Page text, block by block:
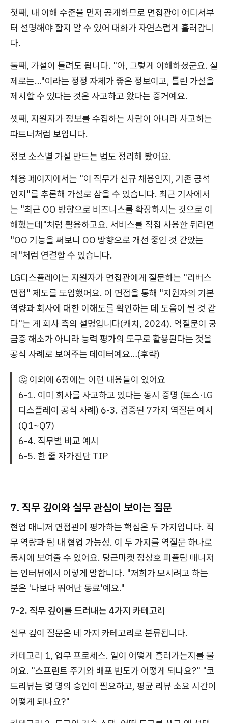
첫째, 내 이해 수준을 먼저 공개하므로 면접관이 어디서부
터 설명해야 할지 알 수 있어 대화가 자연스럽게 흘러갑니
다.
둘째, 가설이 틀려도 됩니다. "아, 그렇게 이해하셨군요. 실
제로는…"이라는 정정 자체가 좋은 정보이고, 틀린 가설을
제시할 수 있다는 것은 사고하고 왔다는 증거예요.
셋째, 지원자가 정보를 수집하는 사람이 아니라 사고하는
파트너처럼 보입니다.
정보 소스별 가설 만드는 법도 정리해 봤어요.
채용 페이지에서는 "이 직무가 신규 채용인지, 기존 공석
인지"를 추론해 가설로 삼을 수 있습니다. 최근 기사에서
는 "최근 OO 방향으로 비즈니스를 확장하시는 것으로 이
해했는데"처럼 활용하고요. 서비스를 직접 사용한 뒤라면
"OO 기능을 써보니 OO 방향으로 개선 중인 것 같았는
데"처럼 연결할 수 있습니다.
LG디스플레이는 지원자가 면접관에게 질문하는 "리버스
면접" 제도를 도입했어요. 이 면접을 통해 "지원자의 기본
역량과 회사에 대한 이해도를 확인하는 데 도움이 될 것 같
다"는 게 회사 측의 설명입니다(캐치, 2024). 역질문이 궁
금증 해소가 아니라 능력 평가의 도구로 활용된다는 것을
공식 사례로 보여주는 데이터예요…(후략)
🤔 이외에 6장에는 이런 내용들이 있어요
6-1. 이미 회사를 사고하고 있다는 동시 증명 (토스·LG
디스플레이 공식 사례) 6-3. 검증된 7가지 역질문 예시
(Q1~Q7)
6-4. 직무별 비교 예시
6-5. 한 줄 자가진단 TIP
7. 직무 깊이와 실무 관심이 보이는 질문
현업 매니저 면접관이 평가하는 핵심은 두 가지입니다. 직
무 역량과 팀 내 협업 가능성. 이 두 가지를 역질문 하나로
동시에 보여줄 수 있어요. 당근마켓 정상호 피플팀 매니저
는 인터뷰에서 이렇게 말합니다. "저희가 모시려고 하는
분은 '나보다 뛰어난 동료'예요."
7-2. 직무 깊이를 드러내는 4가지 카테고리
실무 깊이 질문은 네 가지 카테고리로 분류됩니다.
카테고리 1, 업무 프로세스. 일이 어떻게 흘러가는지를 물
어요. "스프린트 주기와 배포 빈도가 어떻게 되나요?" "코
드리뷰는 몇 명의 승인이 필요하고, 평균 리뷰 소요 시간이
어떻게 되나요?"